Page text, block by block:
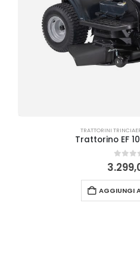
TRATTORINI
Trattorino EF
0Su
AGGIUNGI